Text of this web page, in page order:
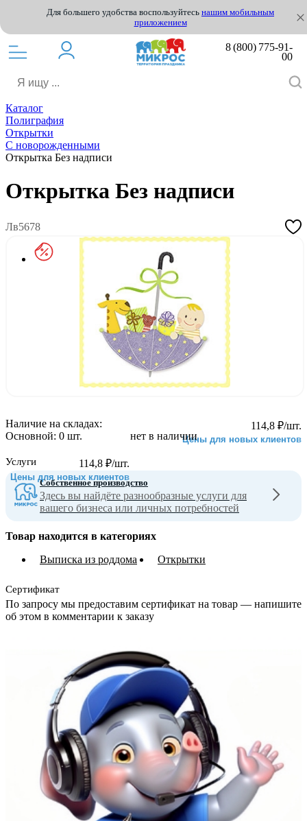
Для большего удобства воспользуйтесь нашим мобильным
приложением
8 (800) 775-91-
00
Каталог
Полиграфия
Открытки
С новорожденными
Открытка Без надписи
Открытка Без надписи
Лв5678
114,8 ₽/шт.
Цены для новых клиентов
нет в наличии
114,8 ₽/шт.
Цены для новых клиентов
Наличие на складах:
Основной: 0 шт.
Услуги
Собственное производство
Здесь вы найдёте разнообразные услуги для
вашего бизнеса или личных потребностей
Товар находится в категориях
Выписка из роддома
Открытки
Сертификат
По запросу мы предоставим сертификат на товар — напишите
об этом в комментарии к заказу